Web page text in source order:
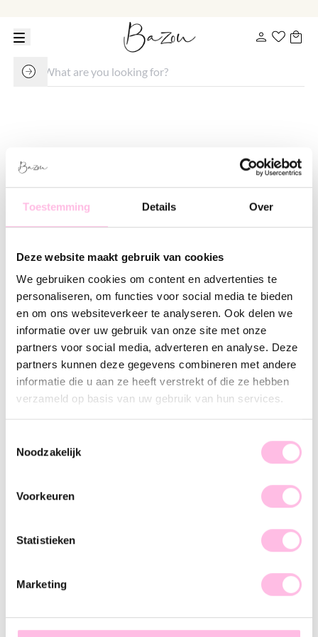
Toestemming Details Over
Deze website maakt gebruik van cookies
We gebruiken cookies om content en advertenties te
personaliseren, om functies voor social media te bieden
en om ons websiteverkeer te analyseren. Ook delen we
informatie over uw gebruik van onze site met onze
partners voor social media, adverteren en analyse. Deze
partners kunnen deze gegevens combineren met andere
informatie die u aan ze heeft verstrekt of die ze hebben
verzameld op basis van uw gebruik van hun services.
Noodzakelijk
Voorkeuren
Statistieken
Marketing
Hoop earring 10mm “basic” - gold
€ 11.95
Variants:
•⁠ ⁠Free shipping from €35,-
•⁠ ⁠100% waterproof
•⁠ ⁠Premium stainless steel
Description Features SKU
These classic earrings are perfect to combine with our other
earrings. The earrings are made of stainless steel, so they do
not discolour! Do you choose gold or silver?
♥ YOU MAY ALSO LOVE...
Hoop earrings 20mm "basic" - gold
HOT Statement earring large oval ring - gold Hoop earrings with daisy flower - gold